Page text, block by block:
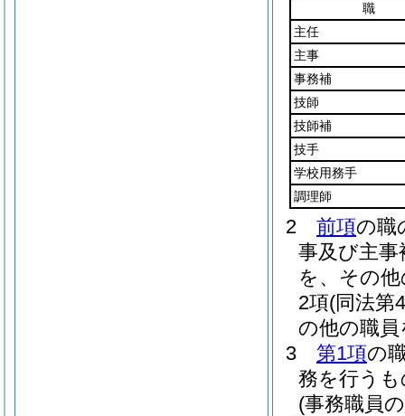
職
主任
主事
事務補
技師
技師補
技手
学校用務手
調理師
2 前項の職
事及び主事
を、その
2項(同法第
の他の職
3
第1項の
務を行う
(事務職員